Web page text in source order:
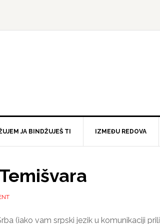
JA BINDŽUJEŠ TI IZMEĐU REDOVA
(iako vam srpski jezik u komunikaciji